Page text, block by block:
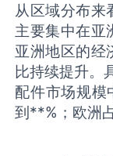
从区域分布来
主要集中在亚
亚洲地区的经
比持续提升。
配件市场规
到**%；欧洲